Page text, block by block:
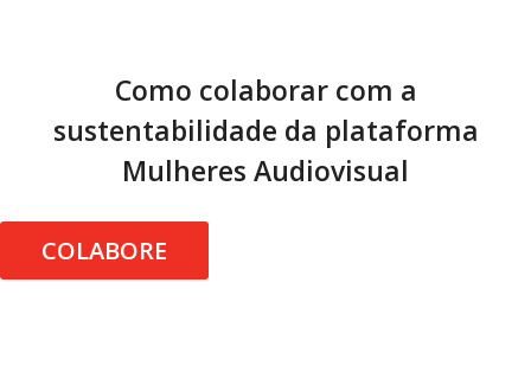
Como colaborar com a
sustentabilidade da plataforma
Mulheres Audiovisual
COLABORE